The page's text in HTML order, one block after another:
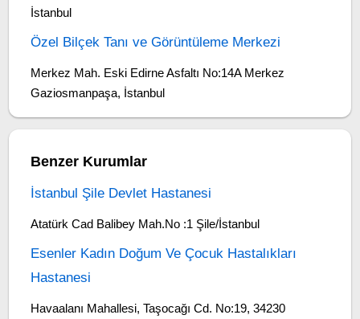
İstanbul
Özel Bilçek Tanı ve Görüntüleme Merkezi
Merkez Mah. Eski Edirne Asfaltı No:14A Merkez
Gaziosmanpaşa, İstanbul
Benzer Kurumlar
İstanbul Şile Devlet Hastanesi
Atatürk Cad Balibey Mah.No :1 Şile/İstanbul
Esenler Kadın Doğum Ve Çocuk Hastalıkları
Hastanesi
Havaalanı Mahallesi, Taşocağı Cd. No:19, 34230